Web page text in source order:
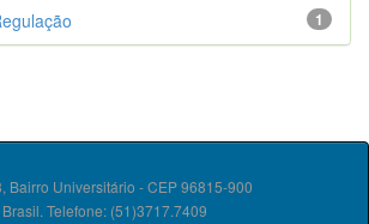
1
Bairro Universitário - CEP 96815-900
Telefone: (51)3717.7409